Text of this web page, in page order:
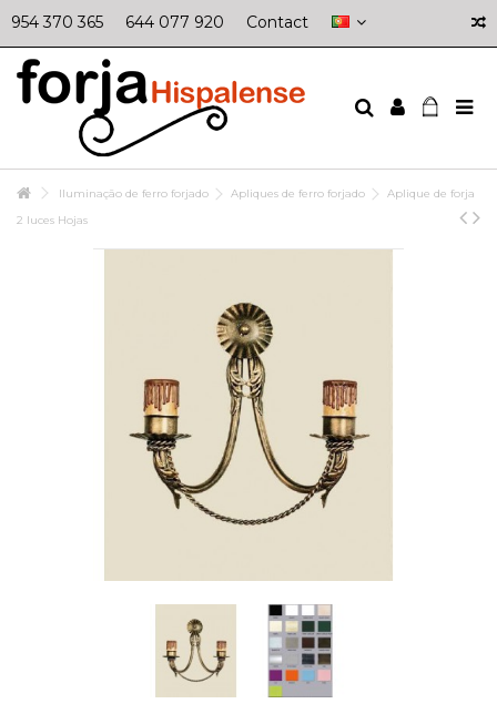
954 370 365 644 077 920 Contact
Iluminação de ferro forjado Apliques de ferro forjado
Aplique de forja
2 luces Hojas